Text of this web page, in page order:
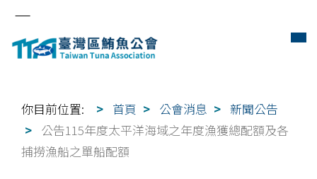
你目前位置: 首頁 公會消息
新聞公告
公告115年度太平洋海域之年度漁獲總配額及各
捕撈漁船之單船配額